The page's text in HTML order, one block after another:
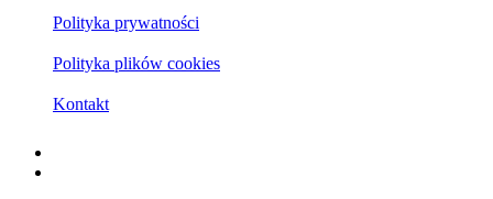
Polityka prywatności
Polityka plików cookies
Kontakt